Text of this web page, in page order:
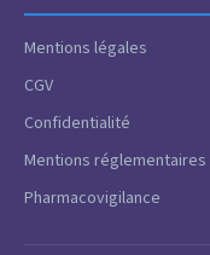
Mentions légales
CGV
Confidentialité
Mentions réglementaires
Pharmacovigilance